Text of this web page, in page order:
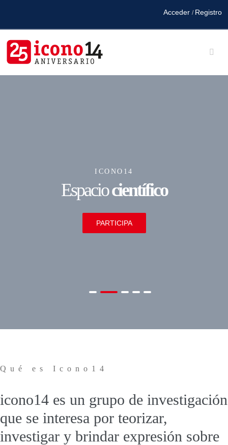
Acceder / Registro
ICONO14
Espaciocientífico
PARTICIPA
Qué es Icono14
icono14 es un grupo de investigación
que se interesa por teorizar,
investigar y brindar expresión sobre